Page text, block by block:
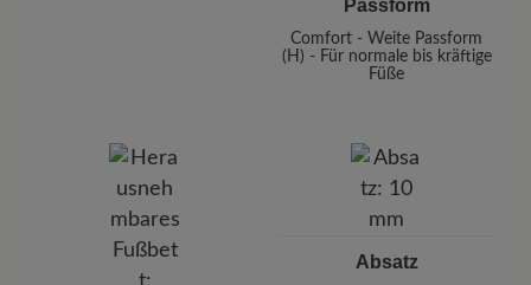
Passform
Comfort - Weite Passform
(H) - Für normale bis kräftige
Füße
Absatz